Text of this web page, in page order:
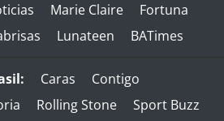
Marie Claire
Fortuna
Lunateen BATimes
Caras
Contigo
Rolling Stone
Sport Buzz